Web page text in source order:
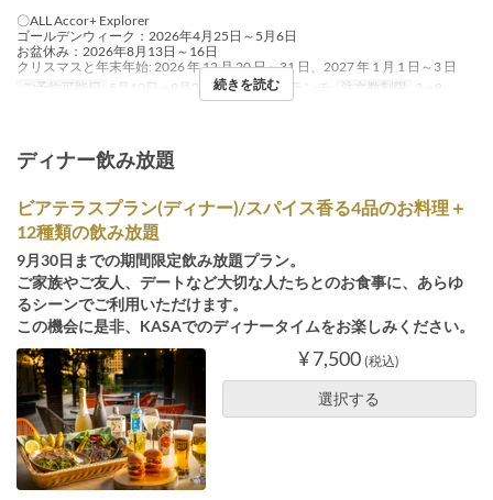
〇ALL Accor+ Explorer
ゴールデンウィーク：2026年4月25日～5月6日
お盆休み：2026年8月13日～16日
クリスマスと年末年始: 2026 年 12 月 20 日～31 日、2027 年 1 月 1 日～3 日
ご予約可能日
5月10日 ~ 9月30日 食事時間 ランチ 注文数制限 2 ~ 8
続きを読む
ディナー飲み放題
ビアテラスプラン(ディナー)/スパイス香る4品のお料理＋
12種類の飲み放題
9月30日までの期間限定飲み放題プラン。
ご家族やご友人、デートなど大切な人たちとのお食事に、あらゆ
るシーンでご利用いただけます。
この機会に是非、KASAでのディナータイムをお楽しみください。
¥ 7,500 (税込)
選択する